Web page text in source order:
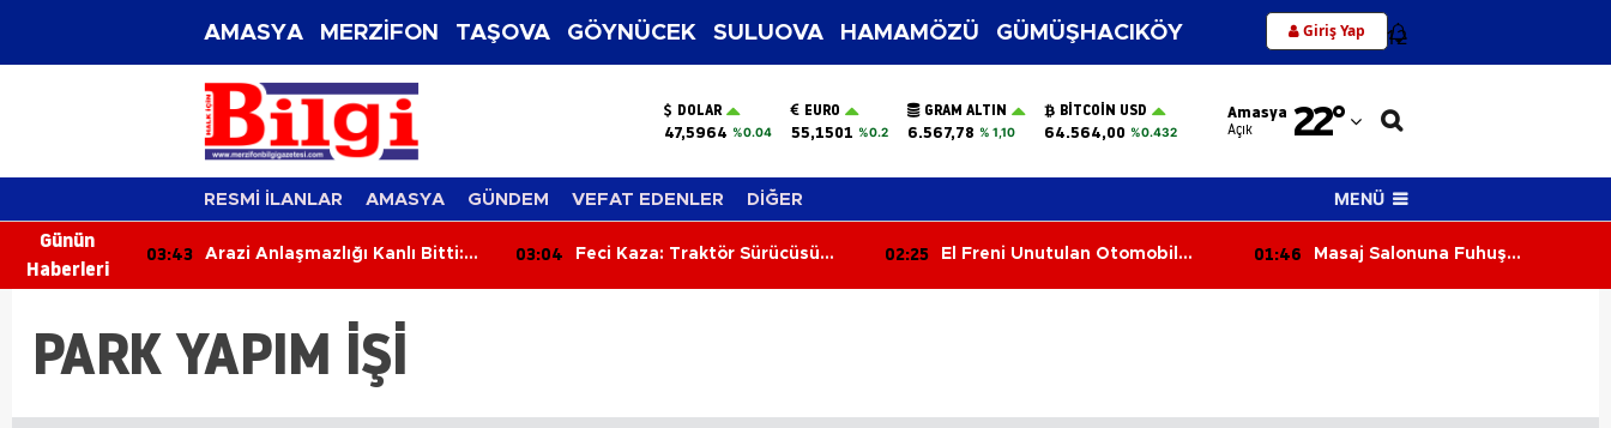
AMASYA MERZİFON TAŞOVA GÖYNÜCEK SULUOVA HAMAMÖZÜ GÜMÜŞHACIKÖY Giriş Yap 12
DOLAR
47,5964 %0.04
EURO
55,1501 %0.2
GRAM ALTIN
6.567,78 % 1,10
BITCOIN USD
64.564,00 %0.432
Amasya
Açık 22°
Adana
Adıyaman
Ağrı
Amasya
Artvin
RESMİ İLANLAR AMASYA GÜNDEM VEFAT EDENLER DİĞER MENÜ
Günün
Haberleri
03:43
Arazi Anlaşmazlığı Kanlı Bitti:
03:04
Feci Kaza: Traktör Sürücüsü
02:25
El Freni Unutulan Otomobil
01:46
Masaj Salonuna Fuhuş
PARK YAPIM İŞİ